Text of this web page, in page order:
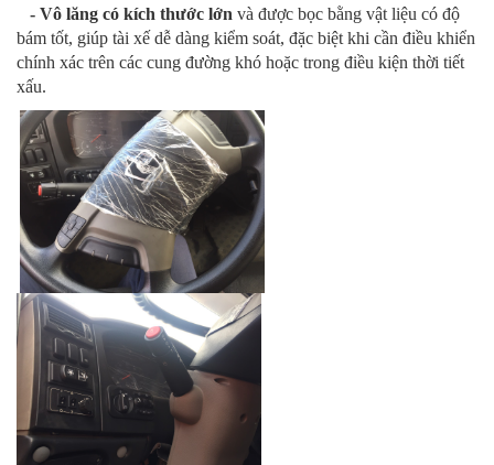
- Vô lăng có kích thước lớn và được bọc bằng vật liệu có độ
bám tốt, giúp tài xế dễ dàng kiểm soát, đặc biệt khi cần điều khiển
chính xác trên các cung đường khó hoặc trong điều kiện thời tiết
xấu.